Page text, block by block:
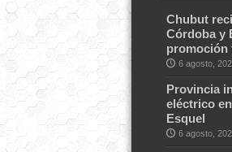
Chubut
Córdoba y
promoción
6 agosto,
Provincia
eléctrico
Esquel
6 agosto,